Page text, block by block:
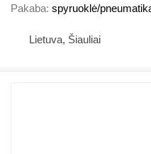
Pakaba spyruoklė/
Lietuva, Šiauliai